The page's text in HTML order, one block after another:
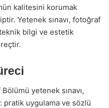
kalitesini korumak
Yetenek sınavı, fotoğraf
teknik bilgi ve estetik
yetenek sınavı,
pratik uygulama ve sözlü